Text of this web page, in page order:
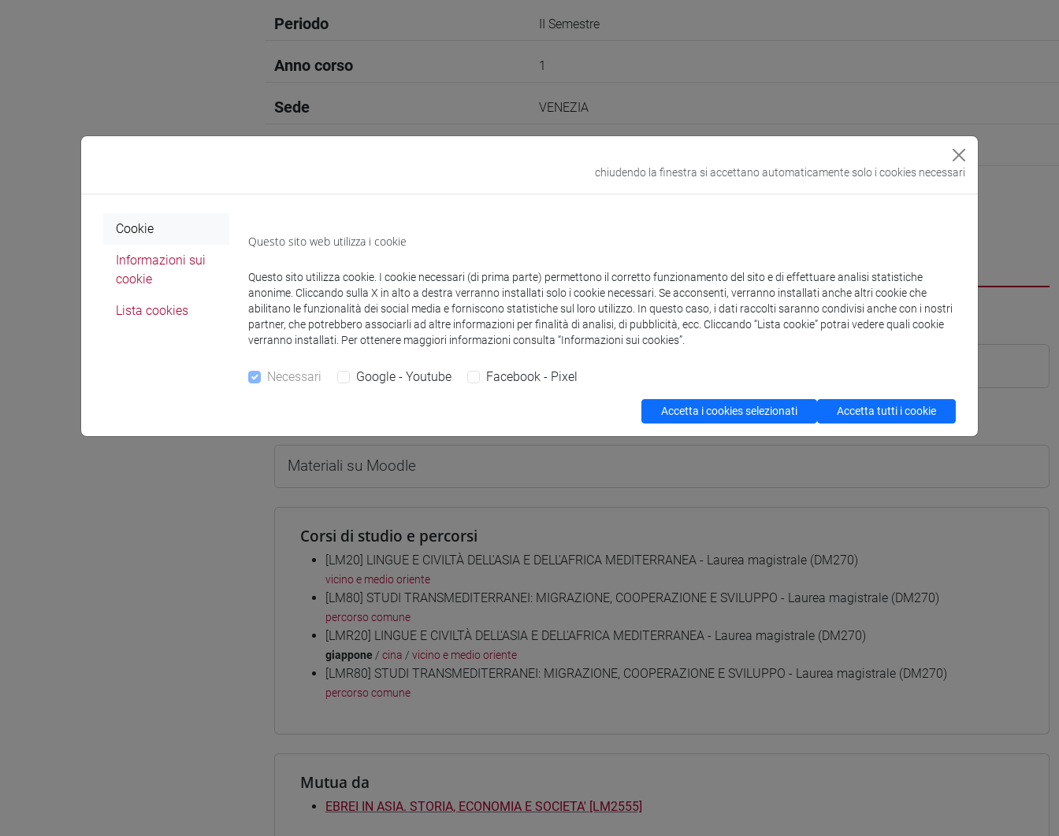
Periodo II Semestre
Anno corso 1
Sede VENEZIA
Docenti
Materiali su Moodle
Corsi di studio e percorsi
[LM20] LINGUE E CIVILTÀ DELL'ASIA E DELL'AFRICA MEDITERRANEA - Laurea magistrale (DM270)
vicino e medio oriente
[LM80] STUDI TRANSMEDITERRANEI: MIGRAZIONE, COOPERAZIONE E SVILUPPO - Laurea magistrale (DM270)
percorso comune
[LMR20] LINGUE E CIVILTÀ DELL'ASIA E DELL'AFRICA MEDITERRANEA - Laurea magistrale (DM270)
giappone / cina / vicino e medio oriente
[LMR80] STUDI TRANSMEDITERRANEI: MIGRAZIONE, COOPERAZIONE E SVILUPPO - Laurea magistrale (DM270)
percorso comune
Mutua da
EBREI IN ASIA. STORIA, ECONOMIA E SOCIETA' [LM2555]
chiudendo la finestra si accettano automaticamente solo i cookies necessari
Cookie
Informazioni sui
cookie
Lista cookies
Questo sito web utilizza i cookie
Questo sito utilizza cookie. I cookie necessari (di prima parte) permettono il corretto funzionamento del sito e di effettuare analisi statistiche
anonime. Cliccando sulla X in alto a destra verranno installati solo i cookie necessari. Se acconsenti, verranno installati anche altri cookie che
abilitano le funzionalità dei social media e forniscono statistiche sul loro utilizzo. In questo caso, i dati raccolti saranno condivisi anche con i nostri
partner, che potrebbero associarli ad altre informazioni per finalità di analisi, di pubblicità, ecc. Cliccando “Lista cookie” potrai vedere quali cookie
verranno installati. Per ottenere maggiori informazioni consulta “Informazioni sui cookies”.
Necessari Google - Youtube Facebook - Pixel
Accetta i cookies selezionati Accetta tutti i cookie